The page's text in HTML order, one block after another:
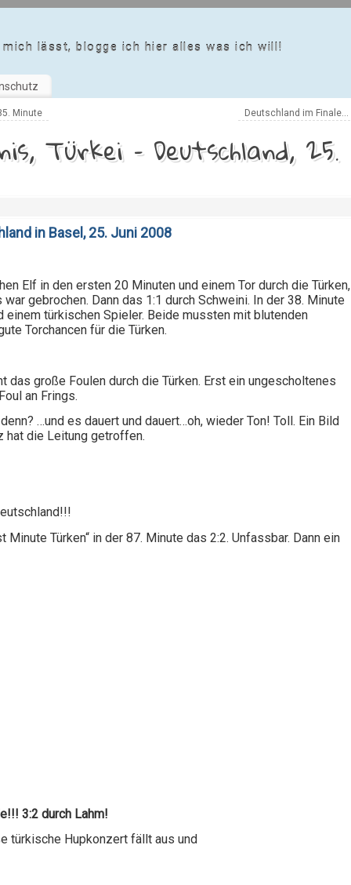
mich lässt, blogge ich hier alles was ich will!
Minute Deutschland im Finale…
Türkei – Deutschland, 25.
in Basel, 25. Juni 2008
Elf in den ersten 20 Minuten und einem Tor durch die Türken,
gebrochen. Dann das 1:1 durch Schweini. In der 38. Minute
türkischen Spieler. Beide mussten mit blutenden
Torchancen für die Türken.
große Foulen durch die Türken. Erst ein ungescholtenes
an Frings.
…und es dauert und dauert…oh, wieder Ton! Toll. Ein Bild
hat die Leitung getroffen.
Türken“ in der 87. Minute das 2:2. Unfassbar. Dann ein
3:2 durch Lahm!
türkische Hupkonzert fällt aus und